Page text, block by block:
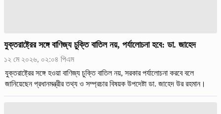
যুক্তরাষ্ট্রের সঙ্গে বাণিজ্য চুক্তি বাতিল নয়, পর্যালোচনা হবে: ডা. জাহেদ
১২ মে ২০২৬, ০২:০৪ পিএম
যুক্তরাষ্ট্রের সঙ্গে হওয়া বাণিজ্য চুক্তি বাতিল নয়, সরকার পর্যালোচনা করবে বলে
জানিয়েছেন প্রধানমন্ত্রীর তথ্য ও সম্প্রচার বিষয়ক উপদেষ্টা ডা. জাহেদ উর রহমান।